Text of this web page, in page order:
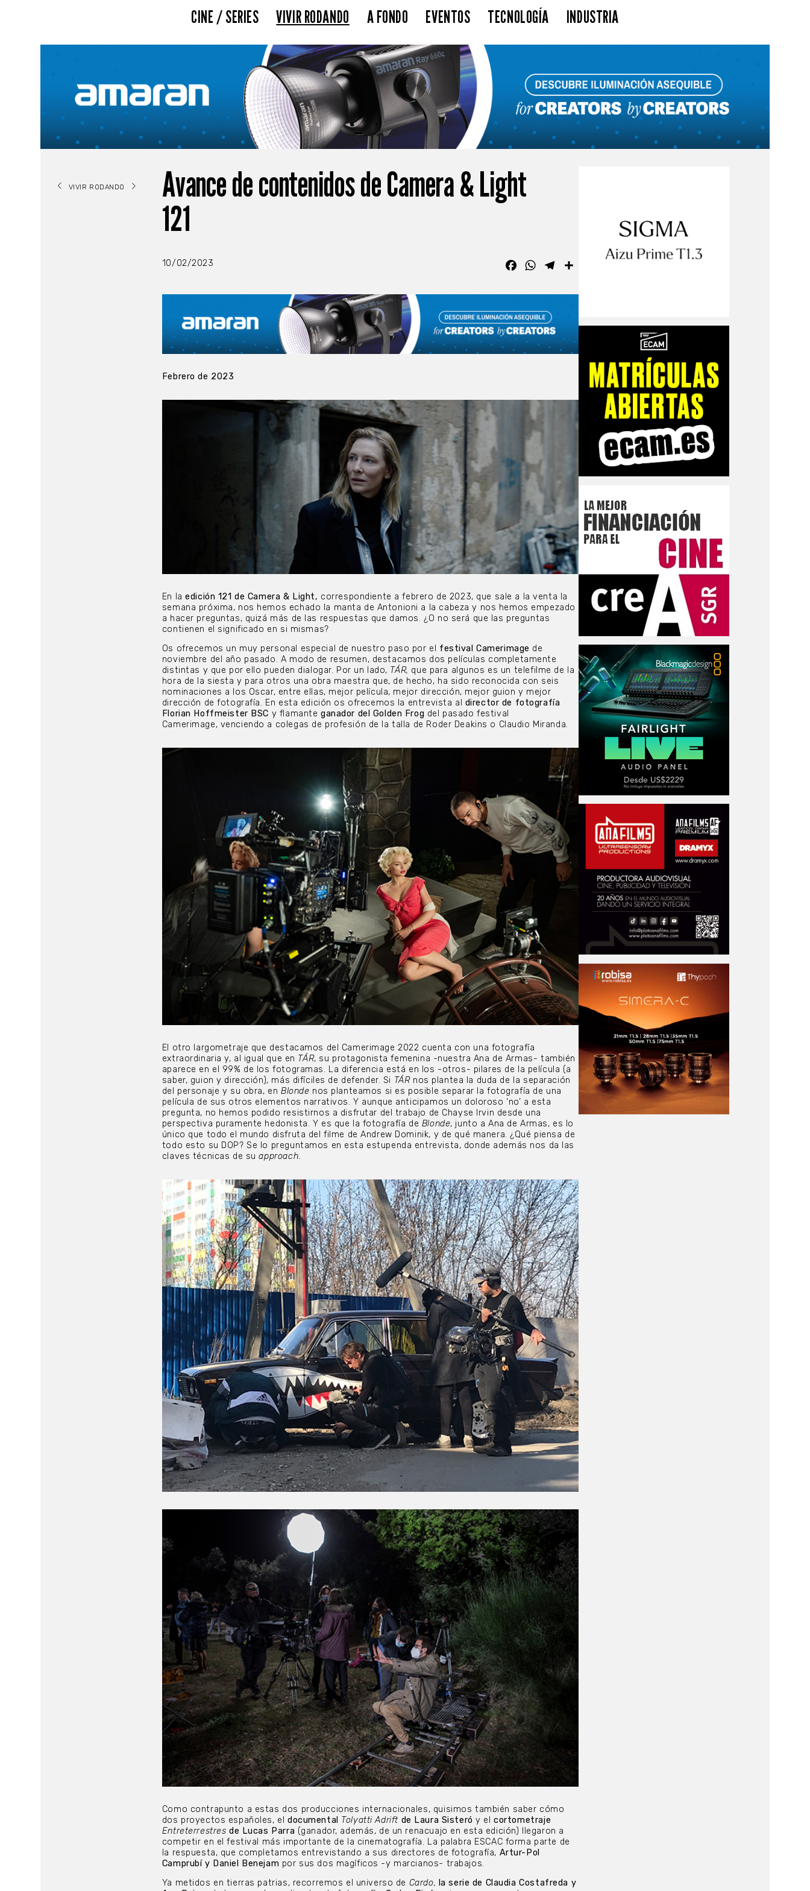
CINE / SERIES VIVIR RODANDO A FONDO EVENTOS TECNOLOGÍA INDUSTRIA
VIVIR RODANDO
Avance de contenidos de Camera & Light
121
10/02/2023 FacebookWhatsAppTelegram
Febrero de 2023
En laedición 121 de Camera & Light, correspondiente a febrero de 2023, que sale a la venta la
semana próxima, nos hemos echado la manta de Antonioni a la cabeza y nos hemos empezado
a hacer preguntas, quizá más de las respuestas que damos. ¿O no será que las preguntas
contienen el significado en si mismas?
Os ofrecemos un muy personal especial de nuestro paso por el festival Camerimage de
noviembre del año pasado. A modo de resumen, destacamos dos películas completamente
distintas y que por ello pueden dialogar. Por un lado, TÁR, que para algunos es un telefilme de la
hora de la siesta y para otros una obra maestra que, de hecho, ha sido reconocida con seis
nominaciones a los Oscar, entre ellas, mejor película, mejor dirección, mejor guion y mejor
dirección de fotografía. En esta edición os ofrecemos la entrevista al director de fotografía
Florian Hoffmeister BSC y flamante ganador del Golden Frog del pasado festival
Camerimage, venciendo a colegas de profesión de la talla de Roder Deakins o Claudio Miranda.
El otro largometraje que destacamos del Camerimage 2022 cuenta con una fotografía
extraordinaria y, al igual que en TÁR, su protagonista femenina -nuestra Ana de Armas- también
aparece en el 99% de los fotogramas. La diferencia está en los -otros- pilares de la película (a
saber, guion y dirección), más difíciles de defender. Si TÁRnos plantea la duda de la separación
del personaje y su obra, en Blonde nos planteamos si es posible separar la fotografía de una
película de sus otros elementos narrativos. Y aunque anticipamos un doloroso ‘no’ a esta
pregunta, no hemos podido resistirnos a disfrutar del trabajo de Chayse Irvin desde una
perspectiva puramente hedonista. Y es que la fotografía de Blonde, junto a Ana de Armas, es lo
único que todo el mundo disfruta del filme de Andrew Dominik, y de qué manera. ¿Qué piensa de
todo esto su DOP? Se lo preguntamos en esta estupenda entrevista, donde además nos da las
claves técnicas de suapproach.
Como contrapunto a estas dos producciones internacionales, quisimos también saber cómo
dos proyectos españoles, el documental Tolyatti Adrift de Laura Sisteró y elcortometraje
Entreterrestresde Lucas Parra (ganador, además, de un renacuajo en esta edición) llegaron a
competir en el festival más importante de la cinematografía. La palabra ESCAC forma parte de
la respuesta, que completamos entrevistando a sus directores de fotografía, Artur-Pol
Camprubí y Daniel Benejam por sus dos magíficos -y marcianos- trabajos.
Ya metidos en tierras patrias, recorremos el universo de Cardo, la serie de Claudia Costafreda y